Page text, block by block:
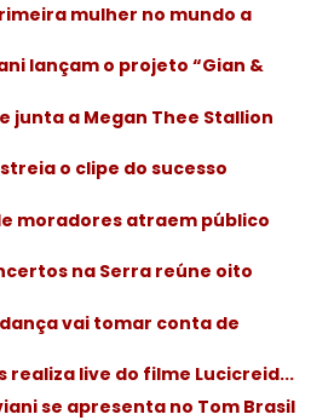
mulher no mundo a
lançam o projeto “Gian &
junta a Megan Thee Stallion
o clipe do sucesso
moradores atraem público
na Serra reúne oito
dança vai tomar conta de
realiza live do filme Lucicreid...
se apresenta no Tom Brasil